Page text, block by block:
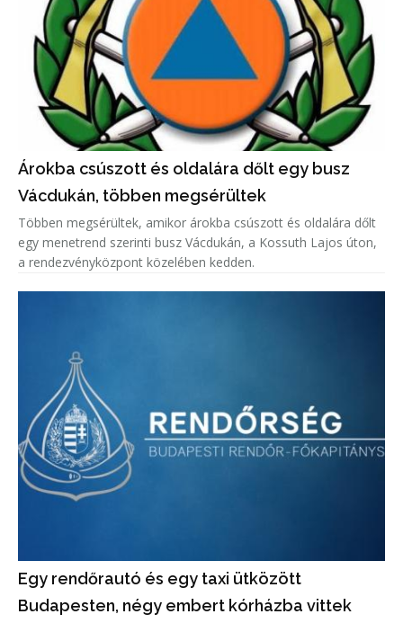
Árokba csúszott és oldalára dőlt egy busz
Vácdukán, többen megsérültek
Többen megsérültek, amikor árokba csúszott és oldalára dőlt
egy menetrend szerinti busz Vácdukán, a Kossuth Lajos úton,
a rendezvényközpont közelében kedden.
Egy rendőrautó és egy taxi ütközött
Budapesten, négy embert kórházba vittek